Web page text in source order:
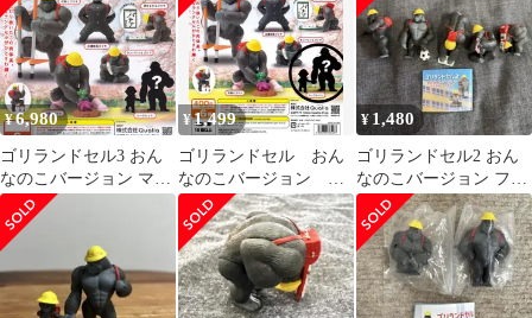
ョン マスコットフィギ
ュア2」
¥6,980
ゴリランドセル3 おん
なのこバージョン マス
コットフィギュア 【シ
ークレット登校するゴ
リラ付き・6種セット】
Qualia 動物グッズ ラン
ドセル 模型 ガチャガチ
ャ カプセルトイ 即納
¥1,499
ゴリランドセル おん
なのこバージョン マ
スコットフィギュア3
¥ 1,480
ゴリランドセル2 おん
なのこバージョン フィ
ギュア 5種セット